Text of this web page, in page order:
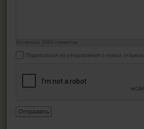
Осталось: 1000 символов
Подписаться на уведомления о новых отзывах
Отправить